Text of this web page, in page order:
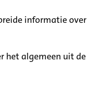
informatie over
het algemeen uit de